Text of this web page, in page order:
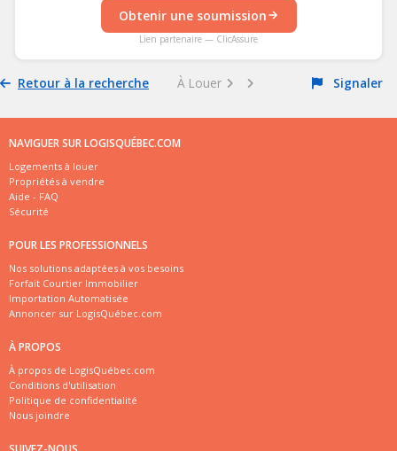
Obtenir une soumission
Lien partenaire — ClicAssure
Retour à la recherche À Louer Signaler
NAVIGUER SUR LOGISQUÉBEC.COM
Logements à louer
Propriétés à vendre
Aide - FAQ
Sécurité
POUR LES PROFESSIONNELS
Nos solutions adaptées à vos besoins
Forfait Courtier Immobilier
Importation Automatisée
Annoncer sur LogisQuébec.com
À PROPOS
À propos de LogisQuébec.com
Conditions d'utilisation
Politique de confidentialité
Nous joindre